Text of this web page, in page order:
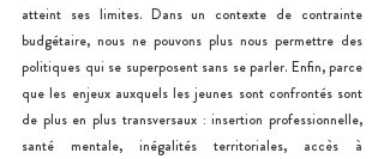
atteint ses limites. Dans un contexte de contrainte
budgétaire, nous ne pouvons plus nous permettre des
politiques qui se superposent sans se parler. Enfin, parce
que les enjeux auxquels les jeunes sont confrontés sont
de plus en plus transversaux : insertion professionnelle,
santé mentale, inégalités territoriales, accès à